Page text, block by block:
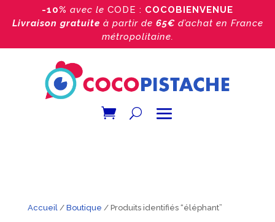
-10% avec le CODE : COCOBIENVENUE
Livraison gratuite à partir de 65€ d’achat en France
métropolitaine.
Accueil/ Boutique / Produits identifiés “éléphant”